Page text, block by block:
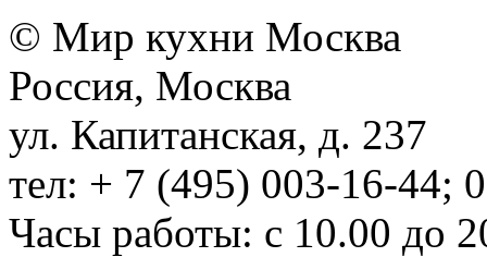
© Мир кухни Москва
Россия, Москва
ул. Капитанская, д. 237
тел: + 7 (495) 003-16-44;
Часы работы: с 10.00 до